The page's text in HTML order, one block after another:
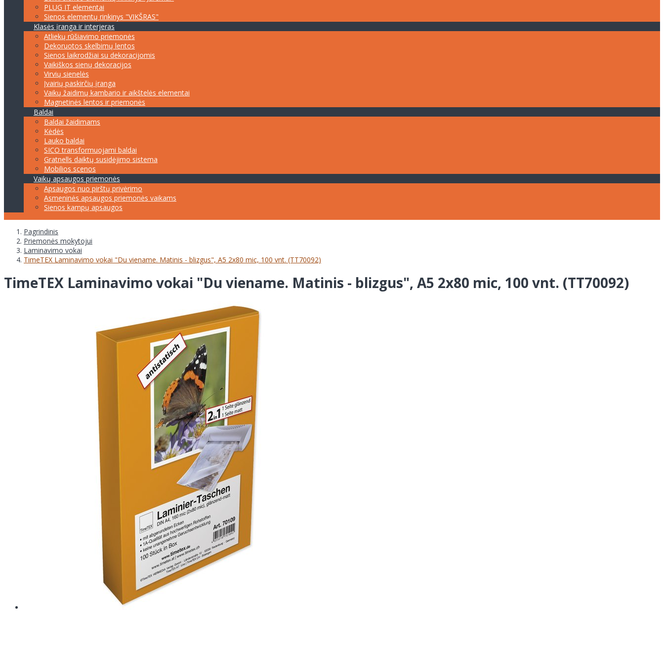
PLUG IT elementai
Sienos elementų rinkinys "VIKŠRAS"
Klasės įranga ir interjeras
Atliekų rūšiavimo priemonės
Dekoruotos skelbimų lentos
Sienos laikrodžiai su dekoracijomis
Vaikiškos sienų dekoracijos
Virvių sienelės
Įvairių paskirčių įranga
Vaikų žaidimų kambario ir aikštelės elementai
Magnetinės lentos ir priemonės
Baldai
Baldai žaidimams
Kėdės
Lauko baldai
SICO transformuojami baldai
Gratnells daiktų susidėjimo sistema
Mobilios scenos
Vaikų apsaugos priemonės
Apsaugos nuo pirštų privėrimo
Asmeninės apsaugos priemonės vaikams
Sienos kampų apsaugos
Pagrindinis
Priemonės mokytojui
Laminavimo vokai
TimeTEX Laminavimo vokai "Du viename. Matinis - blizgus", A5 2x80 mic, 100 vnt. (TT70092)
TimeTEX Laminavimo vokai "Du viename. Matinis - blizgus", A5 2x80 mic, 100 vnt. (TT70092)